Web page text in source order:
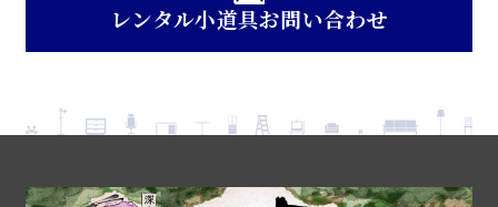
レンタル小道具お問い合わせ